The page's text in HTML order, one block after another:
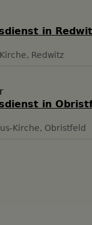
in
Redwitz
in
Kirche, Obristfeld